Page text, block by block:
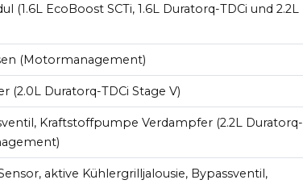
EcoBoost SCTi, 1.6L Duratorq-TDCi und 2.2L
(Motormanagement)
(2.0L Duratorq-TDCi Stage V)
Kraftstoffpumpe Verdampfer (2.2L Duratorq-
aktive Kühlergrilljalousie, Bypassventil,